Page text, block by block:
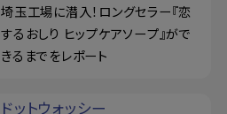
埼玉工場に潜入！ロングセラー『恋
するおしり ヒップケアソープ』がで
きるまでをレポート
ドットウォッシー